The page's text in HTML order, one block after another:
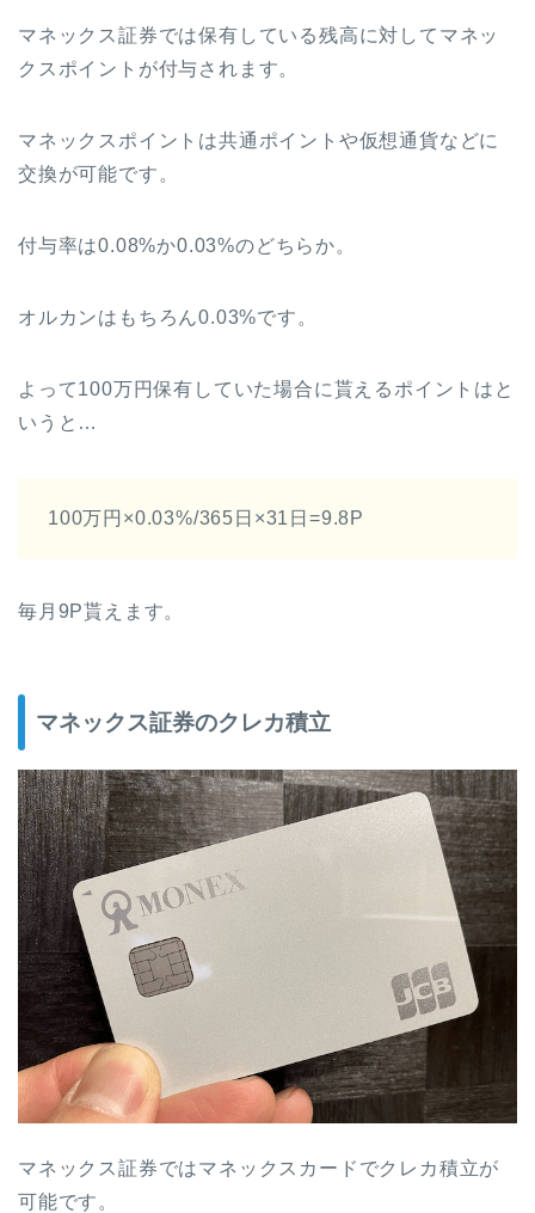
マネックス証券では保有している残高に対してマネッ
クスポイントが付与されます。
マネックスポイントは共通ポイントや仮想通貨などに
交換が可能です。
付与率は0.08%か0.03%のどちらか。
オルカンはもちろん0.03%です。
よって100万円保有していた場合に貰えるポイントはと
いうと…
100万円×0.03%/365日×31日=9.8P
毎月9P貰えます。
マネックス証券のクレカ積立
マネックス証券ではマネックスカードでクレカ積立が
可能です。